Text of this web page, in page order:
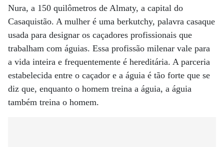
Nura, a 150 quilômetros de Almaty, a capital do
Casaquistão. A mulher é uma berkutchy, palavra casaque
usada para designar os caçadores profissionais que
trabalham com águias. Essa profissão milenar vale para
a vida inteira e frequentemente é hereditária. A parceria
estabelecida entre o caçador e a águia é tão forte que se
diz que, enquanto o homem treina a águia, a águia
também treina o homem.